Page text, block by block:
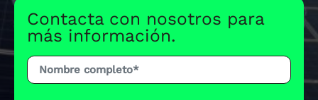
Contacta con nosotros para
más información.